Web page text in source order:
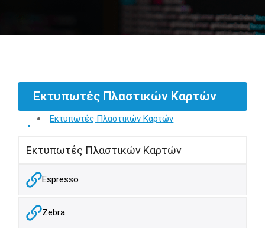
Εκτυπωτές Πλαστικών Καρτών
Εκτυπωτές Πλαστικών Καρτών
Εκτυπωτές Πλαστικών Καρτών
Espresso
Zebra